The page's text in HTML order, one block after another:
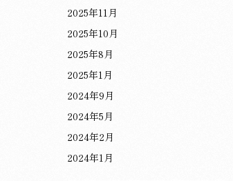
2025年11月
2025年10月
2025年8月
2025年1月
2024年9月
2024年5月
2024年2月
2024年1月